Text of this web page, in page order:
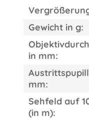
Gewicht in g:
in mm:
mm:
Sehfeld auf
(in m):